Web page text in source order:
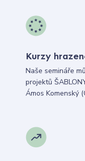
Kurzy
Naše semináře
projektů
Ámos Komenský